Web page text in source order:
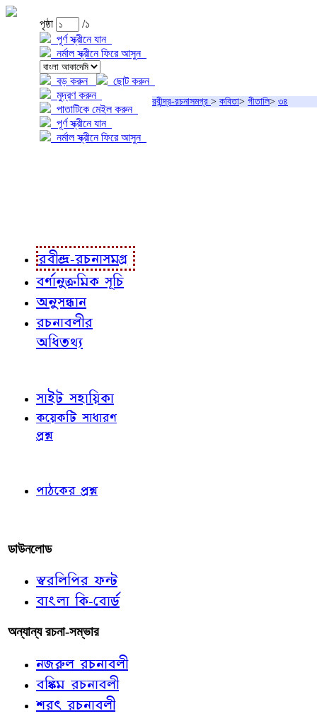
পৃষ্ঠা
/১
পূর্ণ স্ক্রীনে যান
নর্মাল স্ক্রীনে ফিরে আসুন
বড় করুন
ছোট করুন
মুদ্রণ করুন
পাতাটিকে মেইল করুন
পূর্ণ স্ক্রীনে যান
নর্মাল স্ক্রীনে ফিরে আসুন
রবীন্দ্র-রচনাসমগ্র > কবিতা> গীতালি> ৩৪
রবীন্দ্র-রচনাসমগ্র
বর্ণানুক্রমিক সূচি
অনুসন্ধান
রচনাবলীর
অধিতথ্য
সাইট সহায়িকা
কয়েকটি সাধারণ
প্রশ্ন
পাঠকের প্রশ্ন
ডাউনলোড
স্বরলিপির ফন্ট
বাংলা কি-বোর্ড
অন্যান্য রচনা-সম্ভার
নজরুল রচনাবলী
বঙ্কিম রচনাবলী
শরৎ রচনাবলী